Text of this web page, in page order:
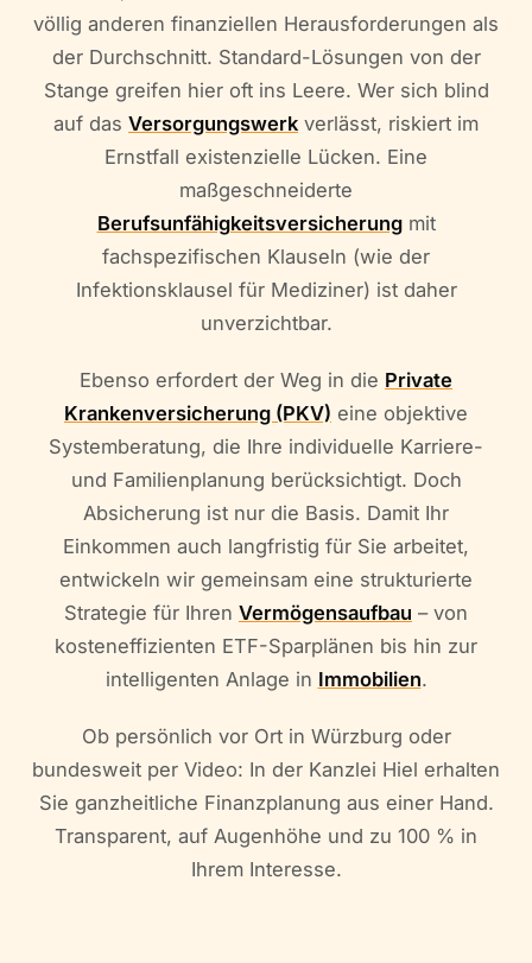
völlig anderen finanziellen Herausforderungen als
der Durchschnitt. Standard-Lösungen von der
Stange greifen hier oft ins Leere. Wer sich blind
auf das Versorgungswerk verlässt, riskiert im
Ernstfall existenzielle Lücken. Eine
maßgeschneiderte
Berufsunfähigkeitsversicherungmit
fachspezifischen Klauseln (wie der
Infektionsklausel für Mediziner) ist daher
unverzichtbar.
Ebenso erfordert der Weg in die Private
Krankenversicherung (PKV) eine objektive
Systemberatung, die Ihre individuelle Karriere-
und Familienplanung berücksichtigt. Doch
Absicherung ist nur die Basis. Damit Ihr
Einkommen auch langfristig für Sie arbeitet,
entwickeln wir gemeinsam eine strukturierte
Strategie für Ihren Vermögensaufbau – von
kosteneffizienten ETF-Sparplänen bis hin zur
intelligenten Anlage in Immobilien.
Ob persönlich vor Ort in Würzburg oder
bundesweit per Video: In der Kanzlei Hiel erhalten
Sie ganzheitliche Finanzplanung aus einer Hand.
Transparent, auf Augenhöhe und zu 100 % in
Ihrem Interesse.